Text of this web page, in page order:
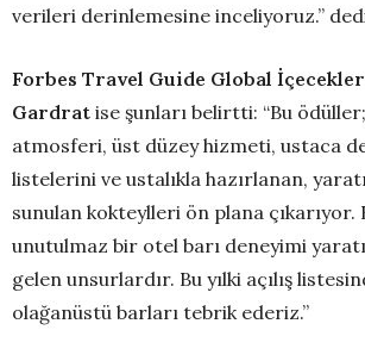
verileri derinlemesine inceliyoruz.”
Forbes Travel Guide Global
Gardrat ise şunları belirtti: “Bu
atmosferi, üst düzey hizmeti, ustaca
listelerini ve ustalıkla hazırlanan,
sunulan kokteylleri ön plana çıkarıyor.
unutulmaz bir otel barı deneyimi
gelen unsurlardır. Bu yılki açılış
olağanüstü barları tebrik ederiz.”